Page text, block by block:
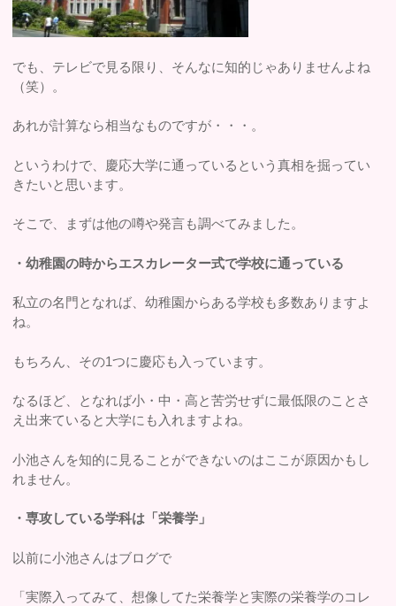
でも、テレビで見る限り、そんなに知的じゃありませんよね
（笑）。
あれが計算なら相当なものですが・・・。
というわけで、慶応大学に通っているという真相を掘ってい
きたいと思います。
そこで、まずは他の噂や発言も調べてみました。
・幼稚園の時からエスカレーター式で学校に通っている
私立の名門となれば、幼稚園からある学校も多数ありますよ
ね。
もちろん、その1つに慶応も入っています。
なるほど、となれば小・中・高と苦労せずに最低限のことさ
え出来ていると大学にも入れますよね。
小池さんを知的に見ることができないのはここが原因かもし
れません。
・専攻している学科は「栄養学」
以前に小池さんはブログで
「実際入ってみて、想像してた栄養学と実際の栄養学のコレ